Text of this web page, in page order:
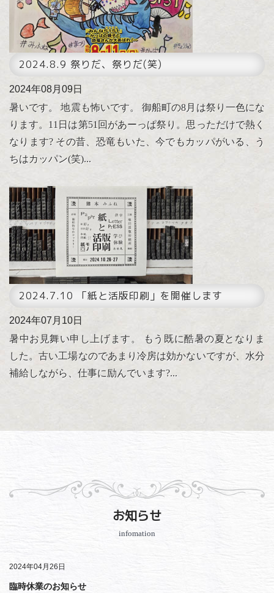
2024.8.9 祭りだ、祭りだ(笑)
2024年08月09日
暑いです。 地震も怖いです。 御船町の8月は祭り一色にな
ります。11日は第51回があーっぱ祭り。思っただけで熱く
なります? その昔、恐竜もいた、今でもカッパがいる、う
ちはカッパン(笑)...
2024.7.10 「紙と活版印刷」を開催します
2024年07月10日
暑中お見舞い申し上げます。 もう既に酷暑の夏となりま
した。古い工場なのであまり冷房は効かないですが、水分
補給しながら、仕事に励んでいます?...
お知らせ
infomation
2024年04月26日
臨時休業のお知らせ